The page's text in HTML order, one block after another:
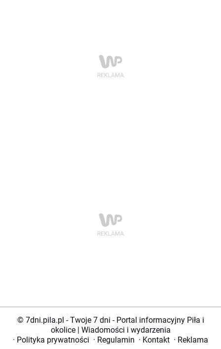
© 7dni.pila.pl - Twoje 7 dni - Portal informacyjny Piła i
okolice | Wiadomości i wydarzenia
· Polityka prywatności · Regulamin · Kontakt · Reklama